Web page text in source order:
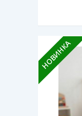
НОВИНКА